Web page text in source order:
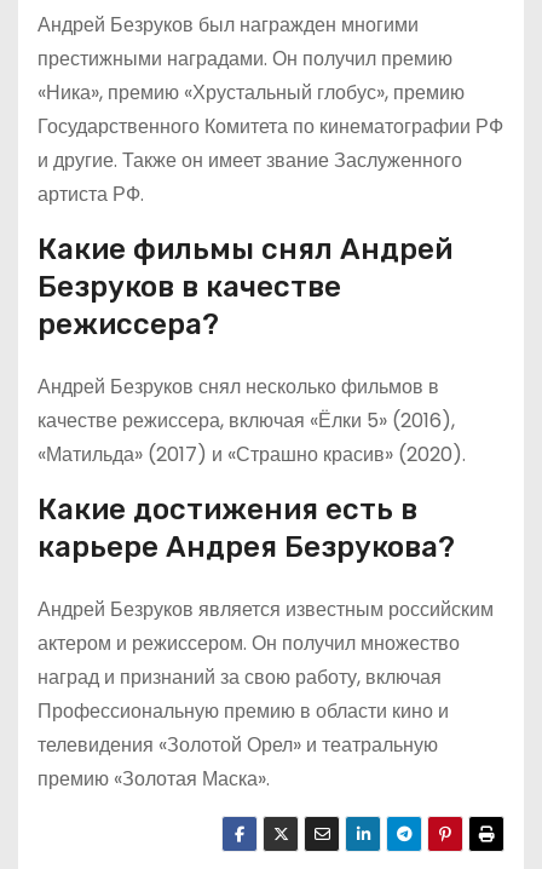
Андрей Безруков был награжден многими
престижными наградами. Он получил премию
«Ника», премию «Хрустальный глобус», премию
Государственного Комитета по кинематографии РФ
и другие. Также он имеет звание Заслуженного
артиста РФ.
Какие фильмы снял Андрей
Безруков в качестве
режиссера?
Андрей Безруков снял несколько фильмов в
качестве режиссера, включая «Ёлки 5» (2016),
«Матильда» (2017) и «Страшно красив» (2020).
Какие достижения есть в
карьере Андрея Безрукова?
Андрей Безруков является известным российским
актером и режиссером. Он получил множество
наград и признаний за свою работу, включая
Профессиональную премию в области кино и
телевидения «Золотой Орел» и театральную
премию «Золотая Маска».